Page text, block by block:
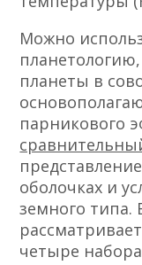
Можно
планеты в
парникового
оболочках и
земного типа.
четыре